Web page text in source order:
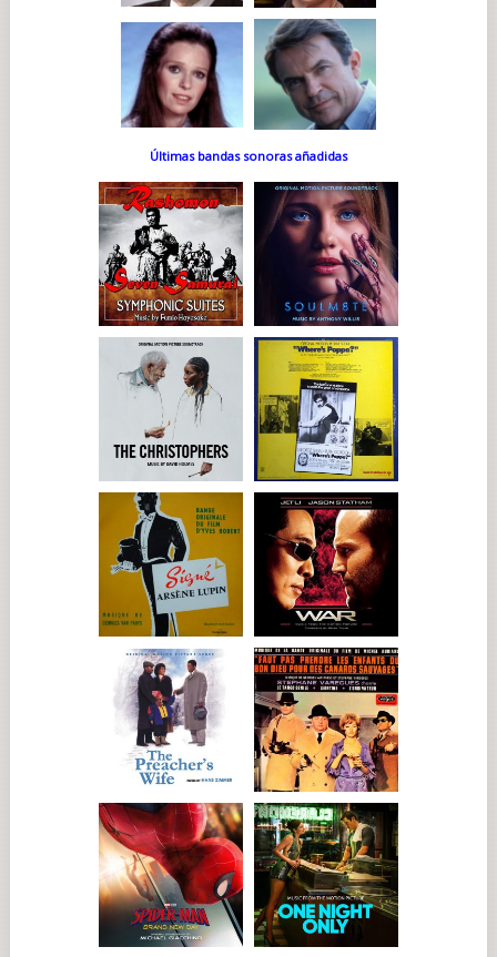
Últimas bandas sonoras añadidas